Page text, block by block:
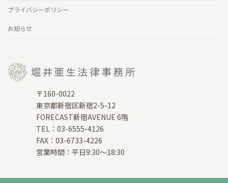
プライバシーポリシー
お知らせ
〒160-0022
東京都新宿区新宿2-5-12
FORECAST新宿AVENUE 6階
TEL：03-6555-4126
FAX：03-6733-4226
営業時間：平日9:30～18:30